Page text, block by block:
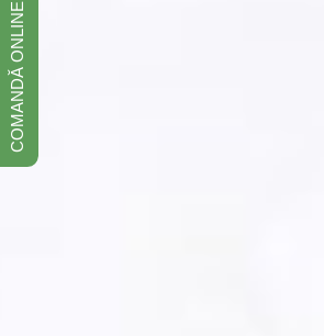
COMANDĂ ONLINE